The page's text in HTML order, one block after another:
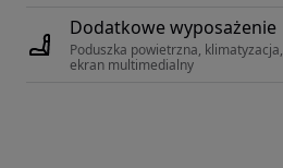
Dodatkowe wyposażenie
Poduszka powietrzna, klimatyzacja,
ekran multimedialny